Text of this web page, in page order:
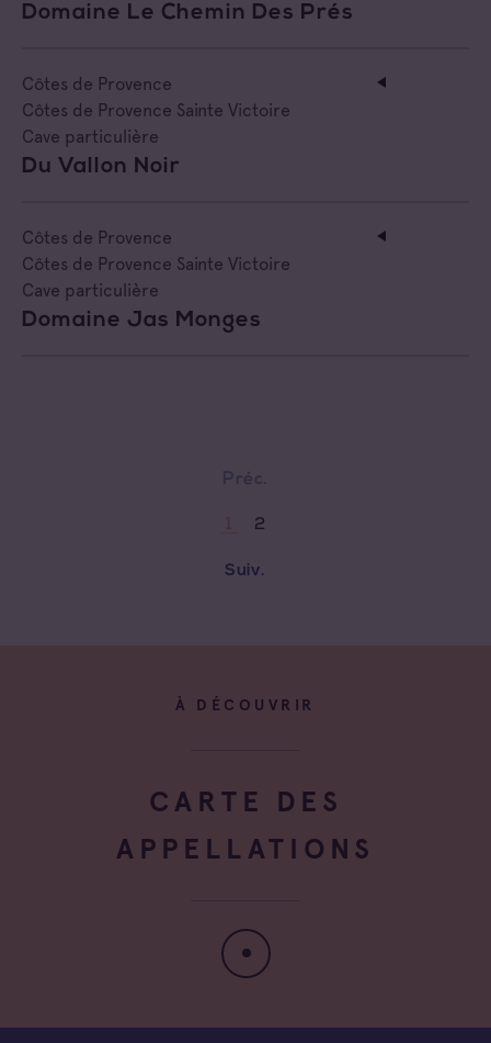
Domaine Le Chemin Des Prés
Côtes de Provence
Côtes de Provence Sainte Victoire
Cave particulière
Du Vallon Noir
Côtes de Provence
Côtes de Provence Sainte Victoire
Cave particulière
Domaine Jas Monges
2
Suiv.
À DÉCOUVRIR
CARTE DES
APPELLATIONS